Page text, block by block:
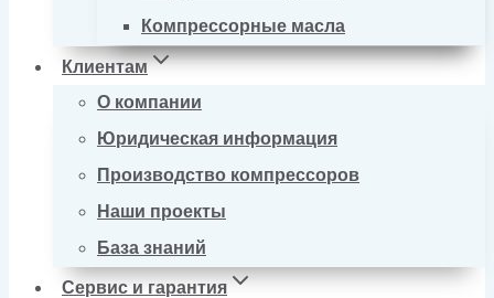
Компрессорные масла
Клиентам
О компании
Юридическая информация
Производство компрессоров
Наши проекты
База знаний
Сервис и гарантия